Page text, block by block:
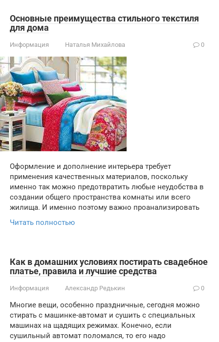
Основные преимущества стильного текстиля
для дома
Информация Наталья Михайлова 0
Оформление и дополнение интерьера требует
применения качественных материалов, поскольку
именно так можно предотвратить любые неудобства в
создании общего пространства комнаты или всего
жилища. И именно поэтому важно проанализировать
Читать полностью
Как в домашних условиях постирать свадебное
платье, правила и лучшие средства
Информация Александр Редькин 0
Многие вещи, особенно праздничные, сегодня можно
стирать с машинке-автомат и сушить с специальных
машинах на щадящих режимах. Конечно, если
сушильный автомат поломался, то его надо